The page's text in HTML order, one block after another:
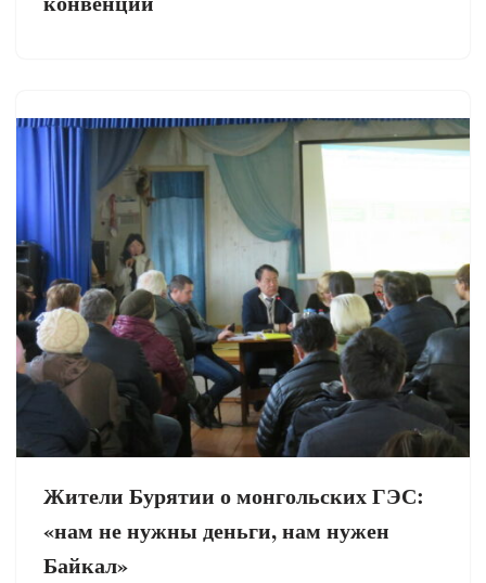
Жители Бурятии о монгольских ГЭС:
«нам не нужны деньги, нам нужен
Байкал»